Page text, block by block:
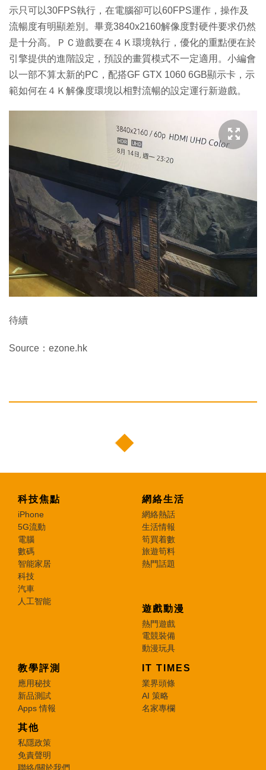
示只可以30FPS執行，在電腦卻可以60FPS運作，操作及
流暢度有明顯差別。畢竟3840x2160解像度對硬件要求仍然
是十分高。ＰＣ遊戲要在４Ｋ環境執行，優化的重點便在於
引擎提供的進階設定，預設的畫質模式不一定適用。小編會
以一部不算太新的PC，配搭GF GTX 1060 6GB顯示卡，示
範如何在４Ｋ解像度環境以相對流暢的設定運行新遊戲。
待續
Source：ezone.hk
科技焦點
iPhone
5G流動
電腦
數碼
智能家居
科技
汽車
人工智能
網絡生活
網絡熱話
生活情報
筍買着數
旅遊筍料
熱門話題
遊戲動漫
熱門遊戲
電競裝備
動漫玩具
教學評測
應用秘技
新品測試
Apps 情報
IT TIMES
業界頭條
AI 策略
名家專欄
其他
私隱政策
免責聲明
聯絡/關於我們